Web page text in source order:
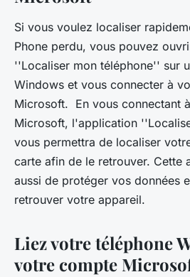
Si vous voulez localiser
Phone perdu, vous pouvez
''Localiser mon téléphone'' sur
Windows et vous connecter à
Microsoft. En vous connectant
Microsoft, l'application
vous permettra de localiser
carte afin de le retrouver. Cette
aussi de protéger vos données
retrouver votre appareil.
Liez votre téléphone
votre compte